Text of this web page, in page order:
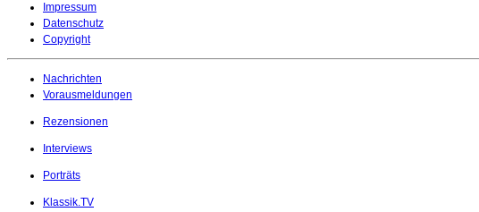
Impressum
Datenschutz
Copyright
Nachrichten
Vorausmeldungen
Rezensionen
Interviews
Porträts
Klassik.TV